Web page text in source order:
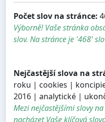
Počet slov na stránce:
Výborně! Vaše stránka
slov. Na stránce je '468'
Nejčastější slova na
roku | cookies |
2016 | analytické |
Mezi nejčastějšími slovy
nacházet Vaše klíčová